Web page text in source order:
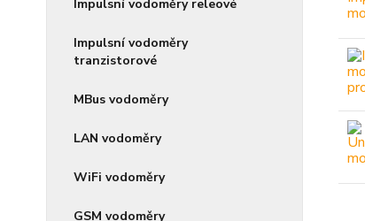
Impulsní vodoměry releové
Impulsní vodoměry
tranzistorové
MBus vodoměry
LAN vodoměry
WiFi vodoměry
GSM vodoměry